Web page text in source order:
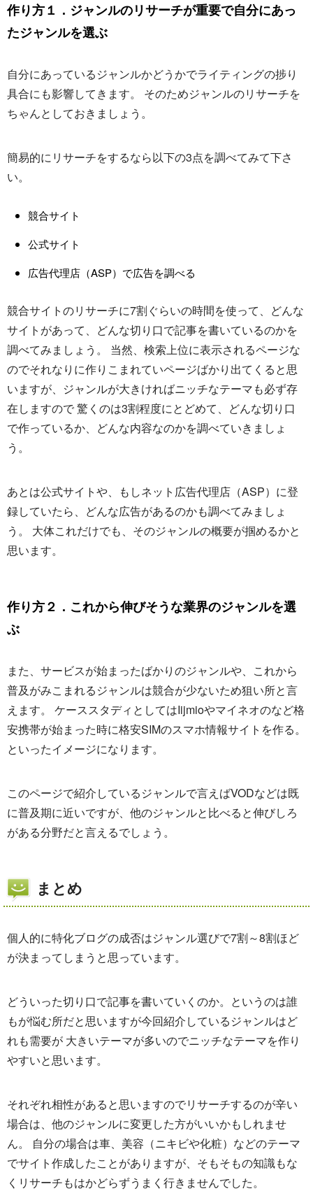
作り方１．ジャンルのリサーチが重要で自分にあっ
たジャンルを選ぶ
自分にあっているジャンルかどうかでライティングの捗り
具合にも影響してきます。 そのためジャンルのリサーチを
ちゃんとしておきましょう。
簡易的にリサーチをするなら以下の3点を調べてみて下さ
い。
競合サイト
公式サイト
広告代理店（ASP）で広告を調べる
競合サイトのリサーチに7割ぐらいの時間を使って、どんな
サイトがあって、どんな切り口で記事を書いているのかを
調べてみましょう。 当然、検索上位に表示されるページな
のでそれなりに作りこまれていページばかり出てくると思
いますが、ジャンルが大きければニッチなテーマも必ず存
在しますので 驚くのは3割程度にとどめて、どんな切り口
で作っているか、どんな内容なのかを調べていきましょ
う。
あとは公式サイトや、もしネット広告代理店（ASP）に登
録していたら、どんな広告があるのかも調べてみましょ
う。 大体これだけでも、そのジャンルの概要が掴めるかと
思います。
作り方２．これから伸びそうな業界のジャンルを選
ぶ
また、サービスが始まったばかりのジャンルや、これから
普及がみこまれるジャンルは競合が少ないため狙い所と言
えます。 ケーススタディとしてはIijmioやマイネオのなど格
安携帯が始まった時に格安SIMのスマホ情報サイトを作る。
といったイメージになります。
このページで紹介しているジャンルで言えばVODなどは既
に普及期に近いですが、他のジャンルと比べると伸びしろ
がある分野だと言えるでしょう。
まとめ
個人的に特化ブログの成否はジャンル選びで7割～8割ほど
が決まってしまうと思っています。
どういった切り口で記事を書いていくのか。というのは誰
もが悩む所だと思いますが今回紹介しているジャンルはど
れも需要が 大きいテーマが多いのでニッチなテーマを作り
やすいと思います。
それぞれ相性があると思いますのでリサーチするのが辛い
場合は、他のジャンルに変更した方がいいかもしれませ
ん。 自分の場合は車、美容（ニキビや化粧）などのテーマ
でサイト作成したことがありますが、そもそもの知識もな
くリサーチもはかどらずうまく行きませんでした。